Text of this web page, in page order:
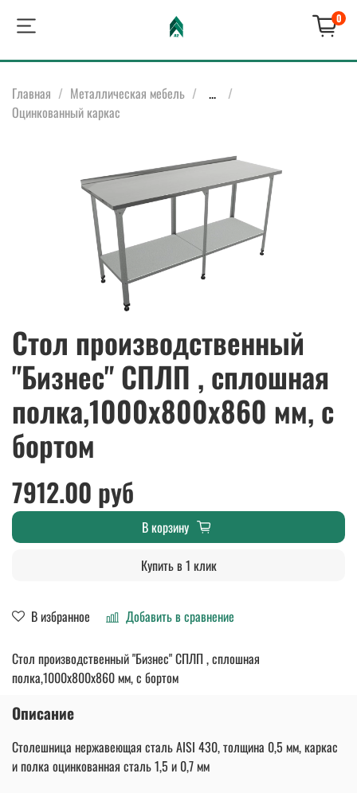
0
Главная Металлическая мебель
...
Оцинкованный каркас
Стол производственный
"Бизнес" СПЛП , сплошная
полка,1000х800х860 мм, с
бортом
В избранное Добавить в сравнение
7912.00 руб
В корзину
Купить в 1 клик
Стол производственный "Бизнес" СПЛП , сплошная
полка,1000х800х860 мм, с бортом
Описание
Столешница нержавеющая сталь AISI 430, толщина 0,5 мм, каркас
и полка оцинкованная сталь 1,5 и 0,7 мм